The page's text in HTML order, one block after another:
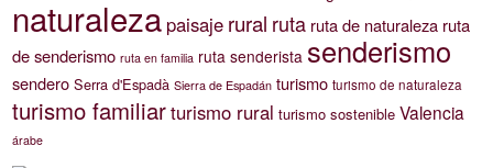
naturaleza paisaje rural ruta ruta de naturaleza ruta
de senderismo ruta en familia ruta senderista senderismo
sendero Serra d'Espadà Sierra de Espadán turismo turismo de naturaleza
turismo familiarturismo rural turismo sostenible Valencia
árabe